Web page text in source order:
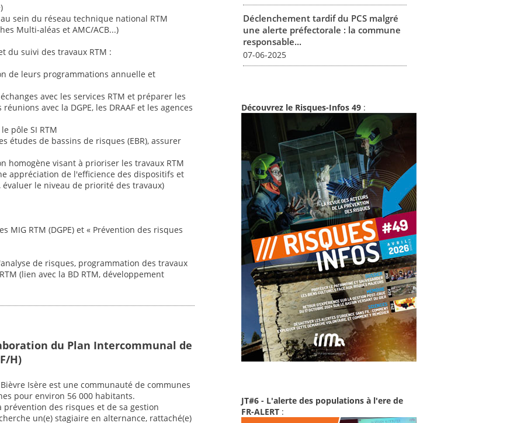
sein du réseau technique national RTM
Multi-aléas et AMC/ACB...)
du suivi des travaux RTM :
de leurs programmations annuelle et
avec les services RTM et préparer les
avec la DGPE, les DRAAF et les agences
pôle SI RTM
études de bassins de risques (EBR), assurer
homogène visant à prioriser les travaux RTM
appréciation de l'efficience des dispositifs et
le niveau de priorité des travaux)
MIG RTM (DGPE) et « Prévention des risques
de risques, programmation des travaux
(lien avec la BD RTM, développement
du Plan Intercommunal de
H)
Isère est une communauté de communes
pour environ 56 000 habitants.
des risques et de sa gestion
un(e) stagiaire en alternance, rattaché(e)
Déclenchement tardif du PCS malgré
une alerte préfectorale : la commune
responsable...
07-06-2025
Découvrez le Risques-Infos 49 :
JT#6 - L'alerte des populations à l'ere de
FR-ALERT :